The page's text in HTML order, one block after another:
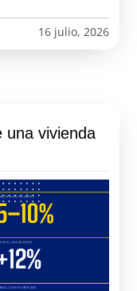
16 julio, 2026
una vivienda